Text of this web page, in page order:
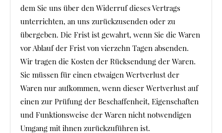
dem Sie uns über den Widerruf dieses Vertrags
unterrichten, an uns zurückzusenden oder zu
übergeben. Die Frist ist gewahrt, wenn Sie die Waren
vor Ablauf der Frist von vierzehn Tagen absenden.
Wir tragen die Kosten der Rücksendung der Waren.
Sie müssen für einen etwaigen Wertverlust der
Waren nur aufkommen, wenn dieser Wertverlust auf
einen zur Prüfung der Beschaffenheit, Eigenschaften
und Funktionsweise der Waren nicht notwendigen
Umgang mit ihnen zurückzuführen ist.